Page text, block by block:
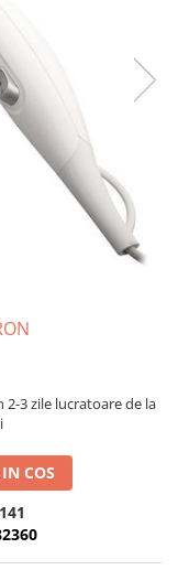
2-3 zile lucratoare de la
COS